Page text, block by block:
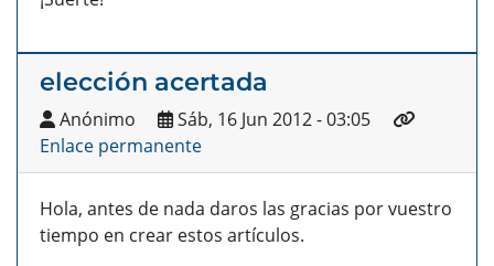
elección acertada
Anónimo
Sáb, 16 Jun 2012 - 03:05
Enlace permanente
Hola, antes de nada daros las gracias por vuestro
tiempo en crear estos artículos.